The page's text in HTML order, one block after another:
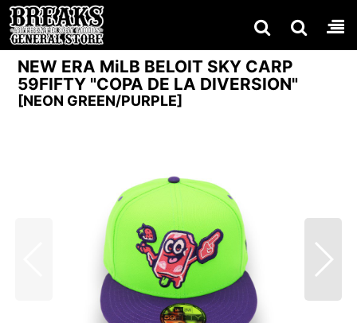
NEW ERA MiLB BELOIT SKY CARP
59FIFTY "COPA DE LA DIVERSION"
[NEON GREEN/PURPLE]